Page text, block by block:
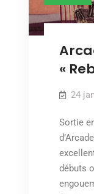
«
24
Sortie
débuts